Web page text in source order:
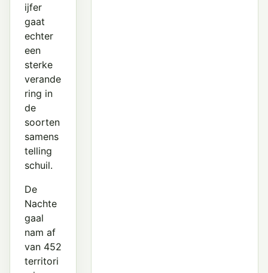
ijfer
gaat
echter
een
sterke
verande
ring in
de
soorten
samens
telling
schuil.
De
Nachte
gaal
nam af
van 452
territori